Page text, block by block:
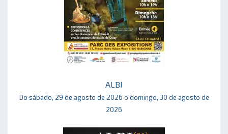
ALBI
Do sábado, 29 de agosto de 2026 o domingo, 30 de agosto de
2026